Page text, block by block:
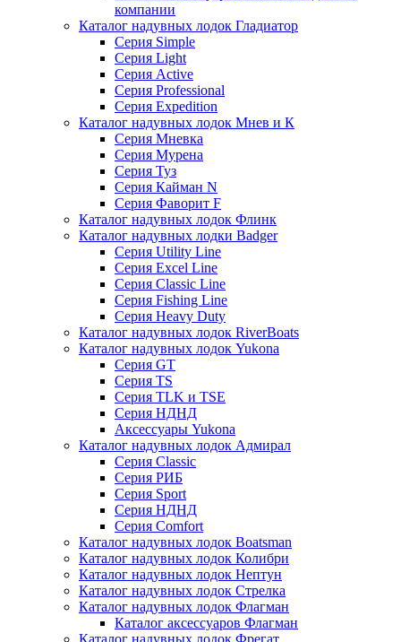
компании
Каталог надувных лодок Гладиатор
Серия Simple
Серия Light
Серия Active
Серия Professional
Серия Expedition
Каталог надувных лодок Мнев и К
Серия Мневка
Серия Мурена
Серия Туз
Серия Кайман N
Серия Фаворит F
Каталог надувных лодок Флинк
Каталог надувных лодки Badger
Серия Utility Line
Серия Excel Line
Серия Classic Line
Серия Fishing Line
Серия Heavy Duty
Каталог надувных лодок RiverBoats
Каталог надувных лодок Yukona
Серия GT
Серия TS
Серия TLK и TSE
Серия НДНД
Аксессуары Yukona
Каталог надувных лодок Адмирал
Серия Classic
Серия РИБ
Серия Sport
Серия НДНД
Серия Comfort
Каталог надувных лодок Boatsman
Каталог надувных лодок Колибри
Каталог надувных лодок Нептун
Каталог надувных лодок Стрелка
Каталог надувных лодок Флагман
Каталог аксессуаров Флагман
Каталог надувных лодок Фрегат